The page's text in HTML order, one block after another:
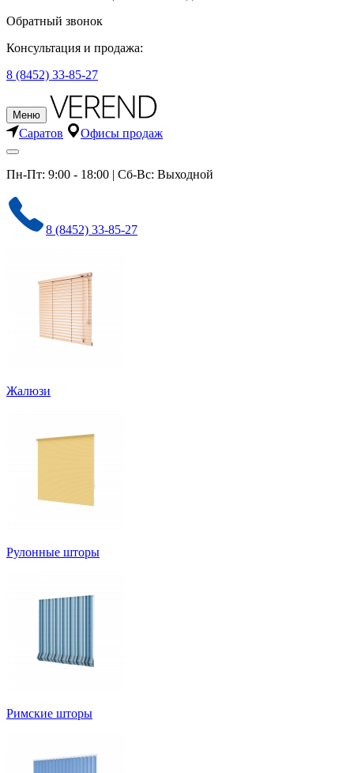
Обратный звонок
Консультация и продажа:
8 (8452) 33-85-27
Меню
Саратов Офисы продаж
Пн-Пт: 9:00 - 18:00 | Сб-Вс: Выходной
8 (8452) 33-85-27
Жалюзи
Рулонные шторы
Римские шторы